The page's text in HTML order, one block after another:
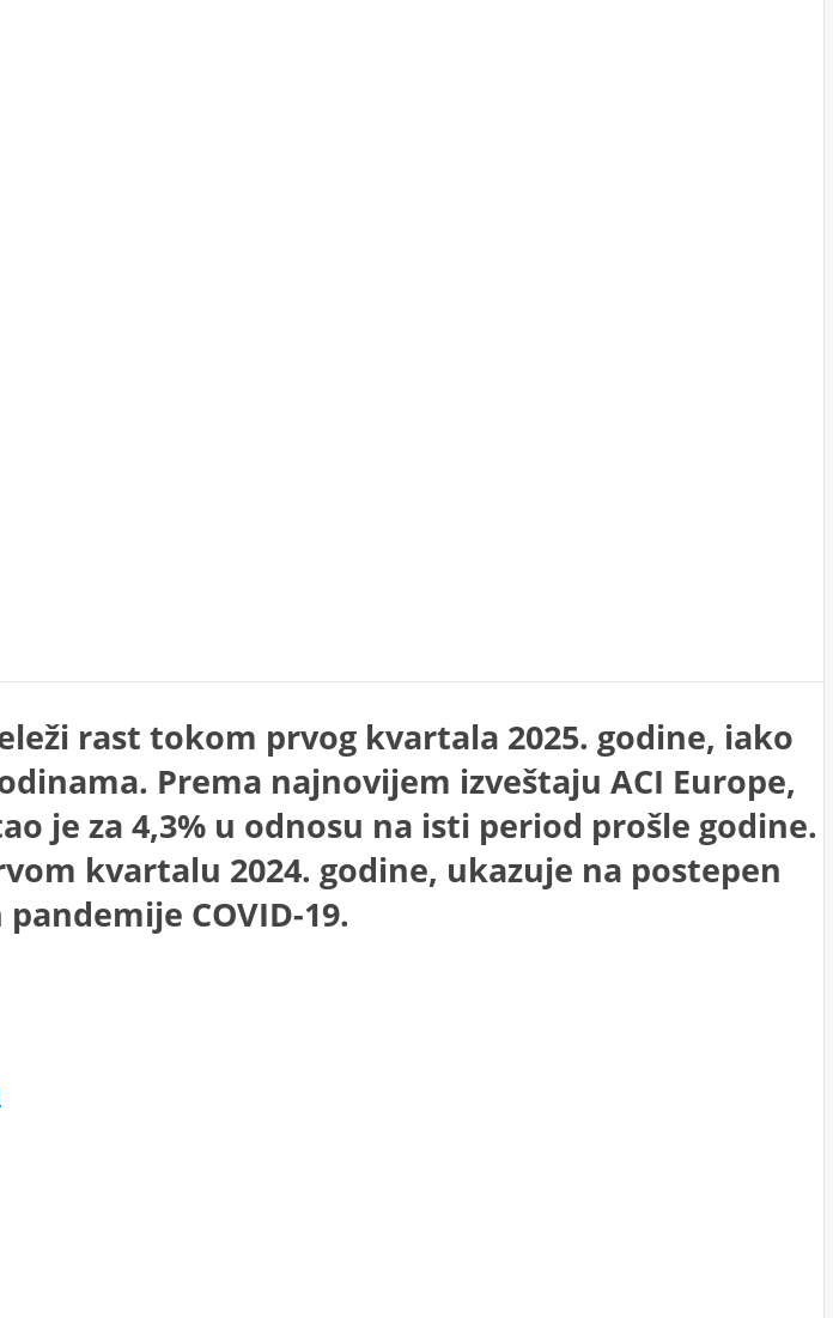
rast tokom prvog kvartala 2025. godine, iako
Prema najnovijem izveštaju ACI Europe,
je za 4,3% u odnosu na isti period prošle godine.
kvartalu 2024. godine, ukazuje na postepen
COVID-19.